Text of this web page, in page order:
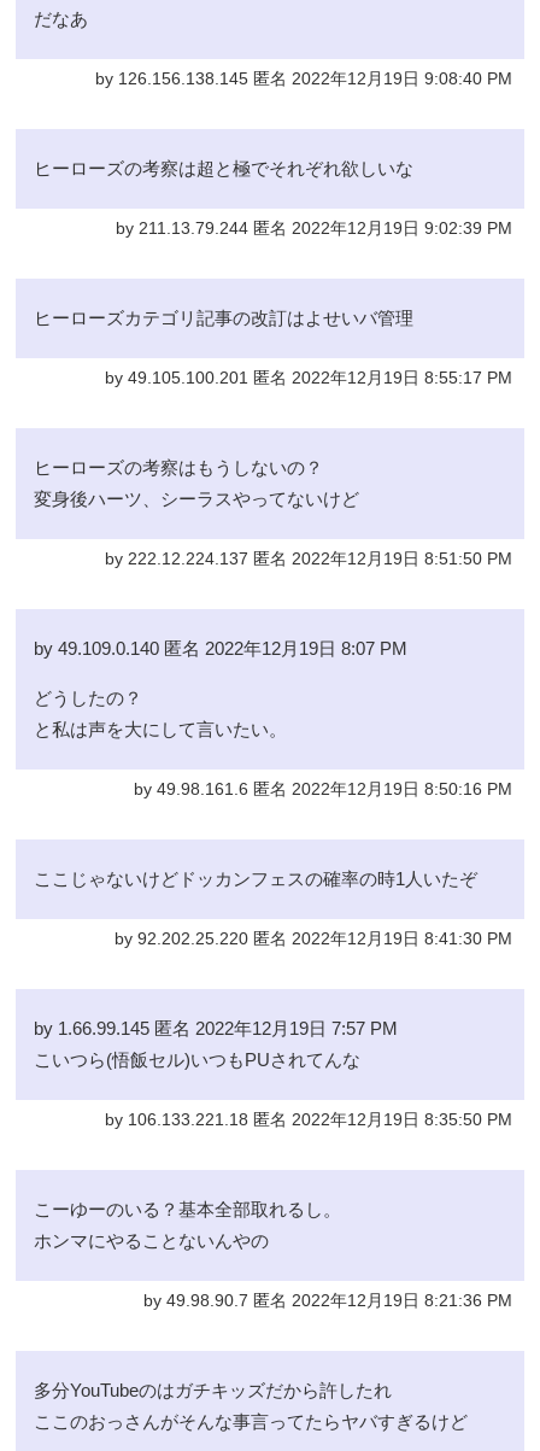
だなあ
by 126.156.138.145 匿名 2022年12月19日 9:08:40 PM
ヒーローズの考察は超と極でそれぞれ欲しいな
by 211.13.79.244 匿名 2022年12月19日 9:02:39 PM
ヒーローズカテゴリ記事の改訂はよせいバ管理
by 49.105.100.201 匿名 2022年12月19日 8:55:17 PM
ヒーローズの考察はもうしないの？
変身後ハーツ、シーラスやってないけど
by 222.12.224.137 匿名 2022年12月19日 8:51:50 PM
by 49.109.0.140 匿名 2022年12月19日 8:07 PM
どうしたの？
と私は声を大にして言いたい。
by 49.98.161.6 匿名 2022年12月19日 8:50:16 PM
ここじゃないけどドッカンフェスの確率の時1人いたぞ
by 92.202.25.220 匿名 2022年12月19日 8:41:30 PM
by 1.66.99.145 匿名 2022年12月19日 7:57 PM
こいつら(悟飯セル)いつもPUされてんな
by 106.133.221.18 匿名 2022年12月19日 8:35:50 PM
こーゆーのいる？基本全部取れるし。
ホンマにやることないんやの
by 49.98.90.7 匿名 2022年12月19日 8:21:36 PM
多分YouTubeのはガチキッズだから許したれ
ここのおっさんがそんな事言ってたらヤバすぎるけど